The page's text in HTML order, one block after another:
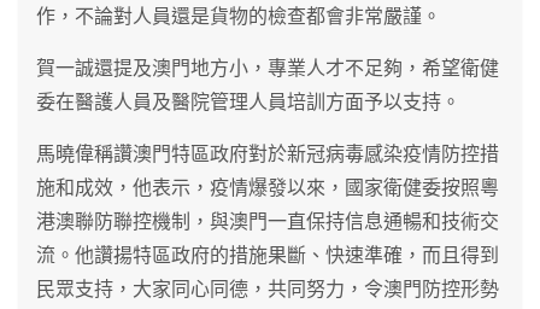
作，不論對人員還是貨物的檢查都會非常嚴謹。
賀一誠還提及澳門地方小，專業人才不足夠，希望衛健
委在醫護人員及醫院管理人員培訓方面予以支持。
馬曉偉稱讚澳門特區政府對於新冠病毒感染疫情防控措
施和成效，他表示，疫情爆發以來，國家衛健委按照粵
港澳聯防聯控機制，與澳門一直保持信息通暢和技術交
流。他讚揚特區政府的措施果斷、快速準確，而且得到
民眾支持，大家同心同德，共同努力，令澳門防控形勢